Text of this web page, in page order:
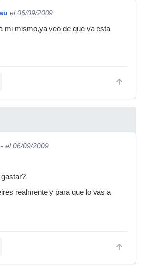
el 06/09/2009
mi mismo,ya veo de que va esta
el 06/09/2009
realmente y para que lo vas a